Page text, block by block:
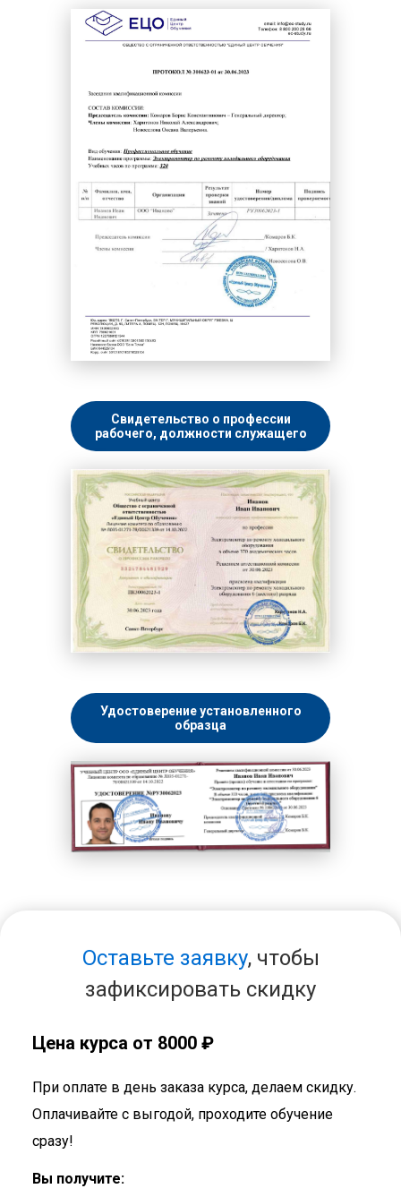
Свидетельство о профессии
рабочего, должности служащего
Удостоверение установленного
образца
Оставьте заявку, чтобы
зафиксировать скидку
Цена курса от 8000 ₽
При оплате в день заказа курса, делаем скидку.
Оплачивайте с выгодой, проходите обучение
сразу!
Вы получите: